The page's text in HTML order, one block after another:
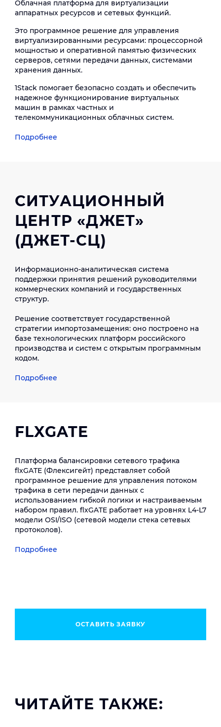
Облачная платформа для виртуализации
аппаратных ресурсов и сетевых функций.
Это программное решение для управления
виртуализированными ресурсами: процессорной
мощностью и оперативной памятью физических
серверов, сетями передачи данных, системами
хранения данных.
1Stack помогает безопасно создать и обеспечить
надежное функционирование виртуальных
машин в рамках частных и
телекоммуникационных облачных систем.
Подробнее
СИТУАЦИОННЫЙ
ЦЕНТР «ДЖЕТ»
(ДЖЕТ-СЦ)
Информационно-аналитическая система
поддержки принятия решений руководителями
коммерческих компаний и государственных
структур.
Решение соответствует государственной
стратегии импортозамещения: оно построено на
базе технологических платформ российского
производства и систем с открытым программным
кодом.
Подробнее
FLXGATE
Платформа балансировки сетевого трафика
flxGATE (Флексигейт) представляет собой
программное решение для управления потоком
трафика в сети передачи данных с
использованием гибкой логики и настраиваемым
набором правил. flxGATE работает на уровнях L4-L7
модели OSI/ISO (сетевой модели стека сетевых
протоколов).
Подробнее
ОСТАВИТЬ ЗАЯВКУ
ЧИТАЙТЕ ТАКЖЕ: